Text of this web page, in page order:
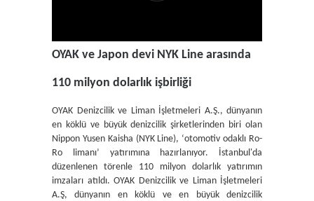
OYAK ve Japon devi NYK Line arasında
110 milyon dolarlık işbirliği
OYAK Denizcilik ve Liman İşletmeleri A.Ş., dünyanın
en köklü ve büyük denizcilik şirketlerinden biri olan
Nippon Yusen Kaisha (NYK Line), ‘otomotiv odaklı Ro-
Ro limanı’ yatırımına hazırlanıyor. İstanbul'da
düzenlenen törenle 110 milyon dolarlık yatırımın
imzaları atıldı. OYAK Denizcilik ve Liman İşletmeleri
A.Ş, dünyanın en köklü ve en büyük denizcilik